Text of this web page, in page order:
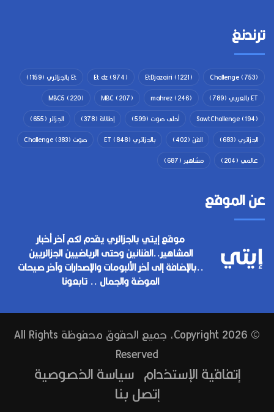
ترندنغ
Challenge(753)
EtDjazairi (1221)
Et dz(974) Et بالجزائري
(1159)
ET بالعربي
(789)
mahrez(246)
MBC(207)
MBC5 (220)
SawtChallenge(194) أحلى صوت (599) إطلالة (378) الجزائر (655)
الجزائري (683) الفن (402) بالجزائري ET (848) صوت Challenge (383)
عالمي (204) مشاهير (687)
عن الموقع
موقع إيتي بالجزائري يقدم لكم آخر أخبار
المشاهير..الفنانين وحتى الرياضيين الجزائريين
..بالإضافة إلى آخر الألبومات والإصدارات وآخر صيحات
الموضة والجمال .. تابعونا
© Copyright 2026, جميع الحقوق محفوظة All Rights
Reserved
إتفاقية الإستخدام سياسة الخصوصية
إتصل بنا